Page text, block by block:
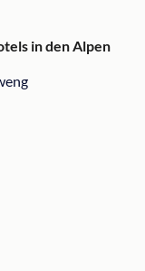
in den Alpen